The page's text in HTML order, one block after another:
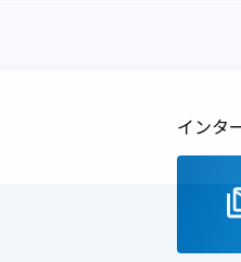
インタ